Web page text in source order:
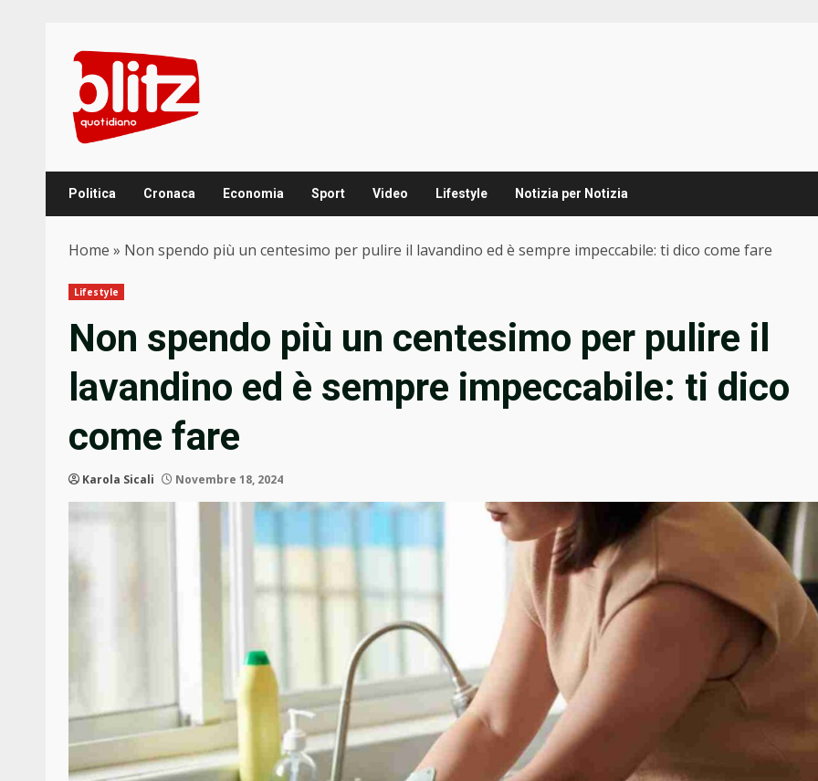
content
Politica Cronaca Economia Sport Video Lifestyle Notizia per Notizia
Home » Non spendo più un centesimo per pulire il lavandino ed è sempre impeccabile: ti dico come fare
Lifestyle
Non spendo più un centesimo per pulire il
lavandino ed è sempre impeccabile: ti dico
come fare
Karola Sicali Novembre 18, 2024